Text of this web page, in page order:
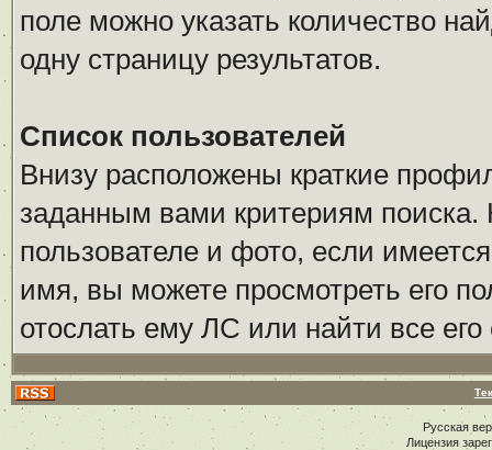
поле можно указать количество
одну страницу результатов.
Список пользователей
Внизу расположены краткие
заданным вами критериям
пользователе и фото, если
имя, вы можете просмотреть его
отослать ему ЛС или найти все
Русская
Лицензия